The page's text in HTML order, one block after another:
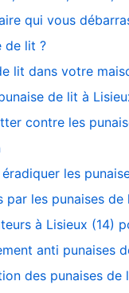
qui vous
de lit ?
lit dans votre
de lit à
contre les
les
par les punaises de
à Lisieux (14)
anti punaises
des punaises de